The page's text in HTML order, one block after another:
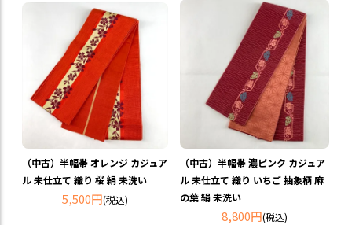
（中古）半幅帯 オレンジ カジュア
ル 未仕立て 織り 桜 絹 未洗い
5,500円(税込)
（中古）半幅帯 濃ピンク カジュア
ル 未仕立て 織り いちご 抽象柄 麻
の葉 絹 未洗い
8,800円(税込)